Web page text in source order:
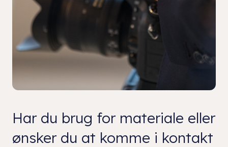
Har du brug for materiale eller
ønsker du at komme i kontakt